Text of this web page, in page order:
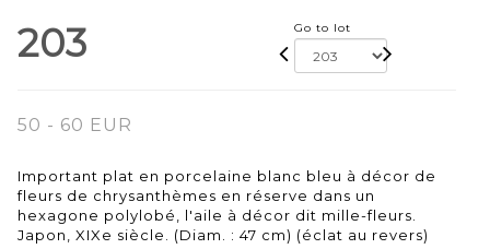
203 Go to lot
50 - 60 EUR
Important plat en porcelaine blanc bleu à décor de
fleurs de chrysanthèmes en réserve dans un
hexagone polylobé, l'aile à décor dit mille-fleurs.
Japon, XIXe siècle. (Diam. : 47 cm) (éclat au revers)